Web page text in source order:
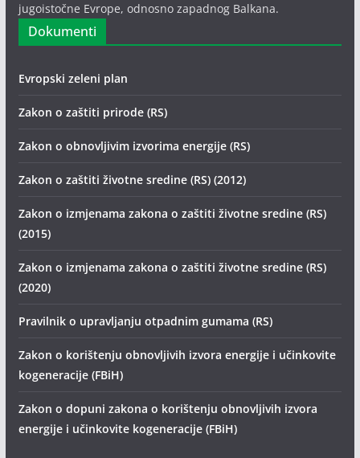
jugoistočne Evrope, odnosno zapadnog Balkana.
Dokumenti
Evropski zeleni plan
Zakon o zaštiti prirode (RS)
Zakon o obnovljivim izvorima energije (RS)
Zakon o zaštiti životne sredine (RS) (2012)
Zakon o izmjenama zakona o zaštiti životne sredine (RS)
(2015)
Zakon o izmjenama zakona o zaštiti životne sredine (RS)
(2020)
Pravilnik o upravljanju otpadnim gumama (RS)
Zakon o korištenju obnovljivih izvora energije i učinkovite
kogeneracije (FBiH)
Zakon o dopuni zakona o korištenju obnovljivih izvora
energije i učinkovite kogeneracije (FBiH)